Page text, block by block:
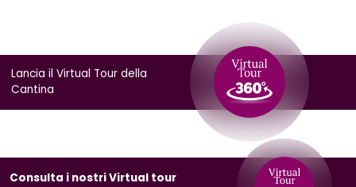
Lancia il Virtual Tour della
Cantina
Consulta i nostri Virtual tour